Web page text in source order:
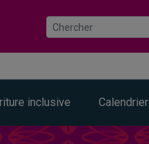
inclusive Calendrier